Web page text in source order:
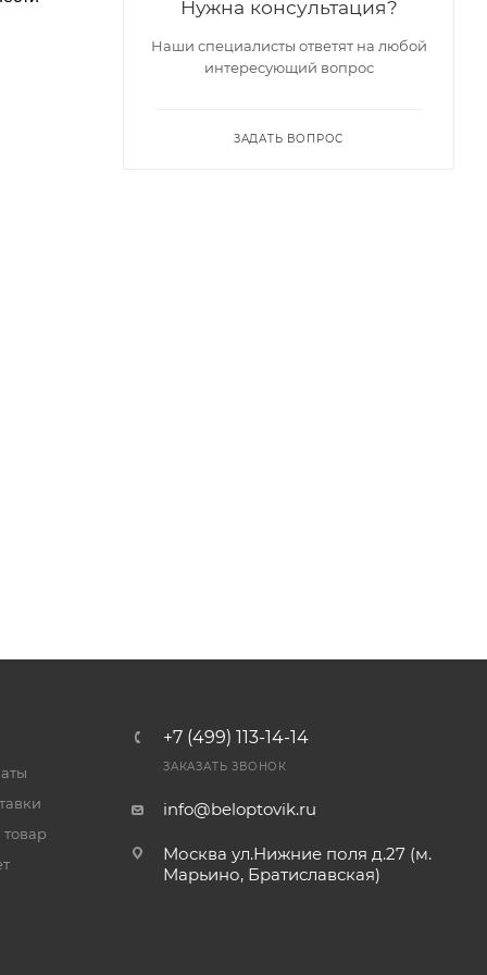
Нужна консультация?
Наши специалисты ответят на любой
интересующий вопрос
ЗАДАТЬ ВОПРОС
+7 (499) 113-14-14
ЗАКАЗАТЬ ЗВОНОК
info@beloptovik.ru
Москва ул.Нижние поля д.27 (м.
Марьино, Братиславская)